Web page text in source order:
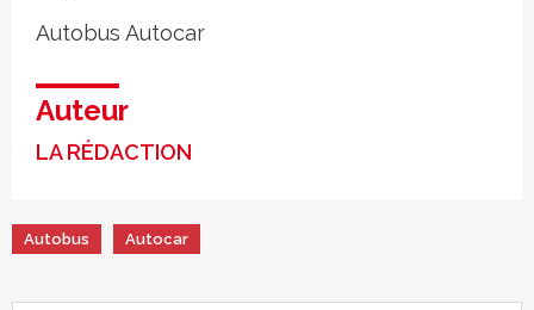
Autobus Autocar
Auteur
LA RÉDACTION
Autobus Autocar